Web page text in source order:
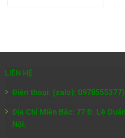
LIÊN HỆ
Điện thoại: (zalo): 0978555377)
Địa Chỉ Miền Bắc: 77 Đ. Lê
Nội.